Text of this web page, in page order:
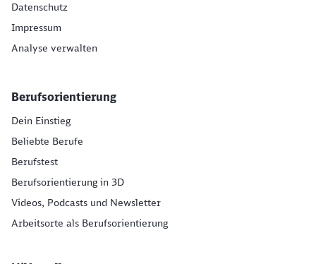
Datenschutz
Impressum
Analyse verwalten
Berufsorientierung
Dein Einstieg
Beliebte Berufe
Berufstest
Berufsorientierung in 3D
Videos, Podcasts und Newsletter
Arbeitsorte als Berufsorientierung